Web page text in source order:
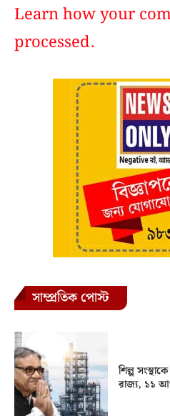
Learn how your
processed.
সাম্প্রতিক পোস্ট
শিল্প
রাজ্য, ১১